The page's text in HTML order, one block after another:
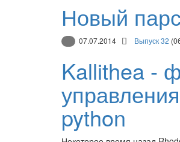
Новый
07.07.2014 Выпуск 32
Kallithea -
python